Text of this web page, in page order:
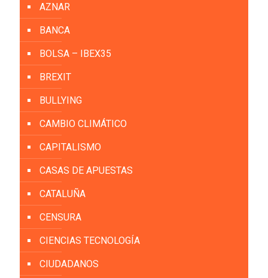
AZNAR
BANCA
BOLSA – IBEX35
BREXIT
BULLYING
CAMBIO CLIMÁTICO
CAPITALISMO
CASAS DE APUESTAS
CATALUÑA
CENSURA
CIENCIAS TECNOLOGÍA
CIUDADANOS